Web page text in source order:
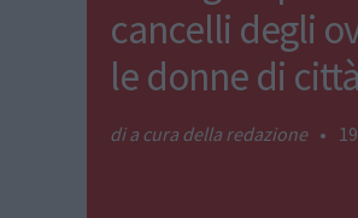
cancelli degli
le donne di città
a cura della redazione •